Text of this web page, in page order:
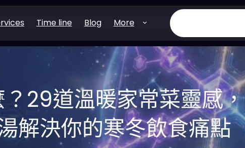
Time line Blog More
搜
尋
29道溫暖家常菜靈感，
解決你的寒冬飲食痛點